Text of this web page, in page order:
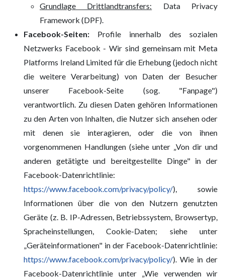
Grundlage Drittlandtransfers: Data Privacy
Framework (DPF).
Facebook-Seiten: Profile innerhalb des sozialen
Netzwerks Facebook - Wir sind gemeinsam mit Meta
Platforms Ireland Limited für die Erhebung (jedoch nicht
die weitere Verarbeitung) von Daten der Besucher
unserer Facebook-Seite (sog. "Fanpage")
verantwortlich. Zu diesen Daten gehören Informationen
zu den Arten von Inhalten, die Nutzer sich ansehen oder
mit denen sie interagieren, oder die von ihnen
vorgenommenen Handlungen (siehe unter „Von dir und
anderen getätigte und bereitgestellte Dinge" in der
Facebook-Datenrichtlinie:
https://www.facebook.com/privacy/policy/), sowie
Informationen über die von den Nutzern genutzten
Geräte (z. B. IP-Adressen, Betriebssystem, Browsertyp,
Spracheinstellungen, Cookie-Daten; siehe unter
„Geräteinformationen" in der Facebook-Datenrichtlinie:
https://www.facebook.com/privacy/policy/). Wie in der
Facebook-Datenrichtlinie unter „Wie verwenden wir